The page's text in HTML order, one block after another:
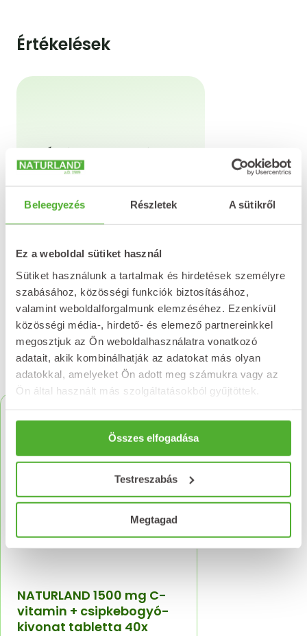
Beleegyezés Részletek A sütikről
Ez a weboldal sütiket használ
Sütiket használunk a tartalmak és hirdetések személyre
szabásához, közösségi funkciók biztosításához,
valamint weboldalforgalmunk elemzéséhez. Ezenkívül
közösségi média-, hirdető- és elemező partnereinkkel
megosztjuk az Ön weboldalhasználatra vonatkozó
adatait, akik kombinálhatják az adatokat más olyan
adatokkal, amelyeket Ön adott meg számukra vagy az
Ön által használt más szolgáltatásokból gyűjtöttek.
Összes elfogadása
Testreszabás
Megtagad
Értékelések
Értékeld a terméket!
Azt a terméket tudod
értékelni, amelyből már
vásároltál a webshopon.
Értékelést írok
Kapcsolódó termékek
NATURLAND 1500 mg C-
vitamin + csipkebogyó-
kivonat tabletta 40x